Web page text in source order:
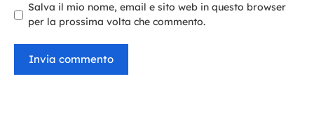
Salva il mio nome, email e sito web in questo browser
per la prossima volta che commento.